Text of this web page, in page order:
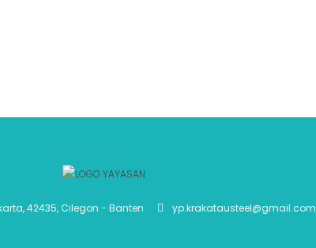
42435, Cilegon - Banten yp.krakatausteel@gmail.com